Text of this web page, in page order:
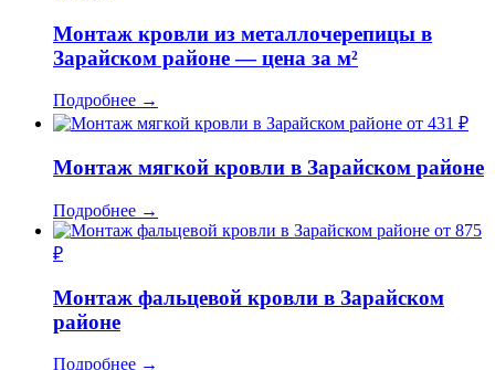
Монтаж кровли из металлочерепицы в
Зарайском районе — цена за м²
Подробнее →
от 431 ₽
Монтаж мягкой кровли в Зарайском районе
Подробнее →
от 875
₽
Монтаж фальцевой кровли в Зарайском
районе
Подробнее →